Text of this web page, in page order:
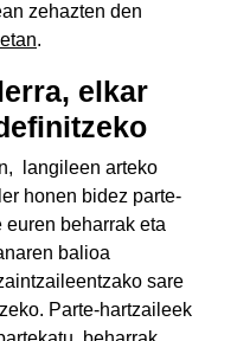
zehazten den
.
elkar
langileen arteko
honen bidez parte-
beharrak eta
balioa
sare
Parte-hartzaileek